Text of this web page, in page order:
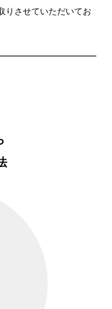
コモリ シャツ D01-
た。
コモリ シルクネップ
ツ D01-03008を買取
でコモリ 20SS カシミ
ット R01-01013を買
りさせていただいてお